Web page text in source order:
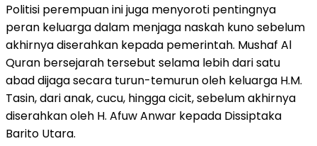
Politisi perempuan ini juga menyoroti pentingnya
peran keluarga dalam menjaga naskah kuno sebelum
akhirnya diserahkan kepada pemerintah. Mushaf Al
Quran bersejarah tersebut selama lebih dari satu
abad dijaga secara turun-temurun oleh keluarga H.M.
Tasin, dari anak, cucu, hingga cicit, sebelum akhirnya
diserahkan oleh H. Afuw Anwar kepada Dissiptaka
Barito Utara.